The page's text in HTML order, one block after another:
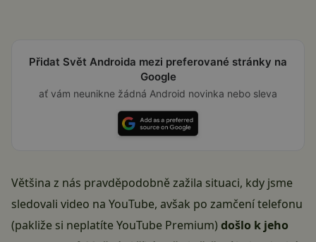
Přidat Svět Androida mezi preferované stránky na
Google
ať vám neunikne žádná Android novinka nebo sleva
Většina z nás pravděpodobně zažila situaci, kdy jsme
sledovali video na YouTube, avšak po zamčení telefonu
(pakliže si neplatíte YouTube Premium) došlo k jeho